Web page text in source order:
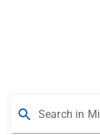
Search in